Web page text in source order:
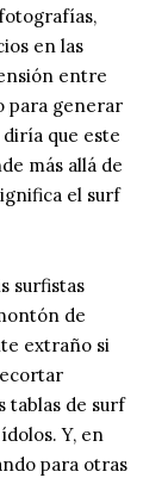
en las
entre
para generar
que este
más allá de
el surf
surfistas
de
extraño si
tablas de surf
Y, en
para otras